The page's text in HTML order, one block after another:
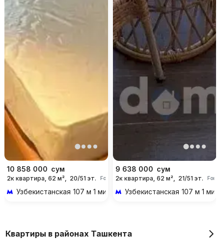
10 858 000 сум
2к квартира, 62 м², 20/51 эт. For days
Узбекистанская 107 м 1 мин пешком
9 638 000 сум
2к квартира, 62 м², 21/51 эт. For
Узбекистанская 107 м 1
Квартиры в районах Ташкента